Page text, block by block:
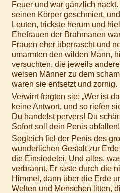
Feuer und war gänzlich
seinen Körper geschmiert,
Leuten, trickste herum und
Ehefrauen der Brahmanen
Frauen eher überrascht und
umarmten den wilden Mann,
versuchten, die jeweils
weisen Männer zu dem
waren sie entsetzt und zornig.
Verwirrt fragten sie: „Wer ist
keine Antwort, und so riefen
Du handelst pervers! Du
Sofort soll dein Penis abfallen!
Sogleich fiel der Penis des
wunderlichen Gestalt zur
die Einsiedelei. Und alles,
verbrannt. Er raste durch die
Himmel, dann über die Erde
Welten und Menschen litten,